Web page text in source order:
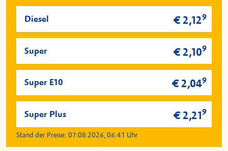
Diesel € 2,129
Super € 2,109
Super E10 € 2,049
Super Plus € 2,219
Stand der Preise: 07.08.2026, 06:41 Uhr